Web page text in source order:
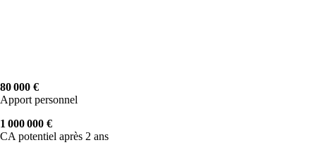
80 000 €
Apport personnel
1 000 000 €
CA potentiel après 2 ans